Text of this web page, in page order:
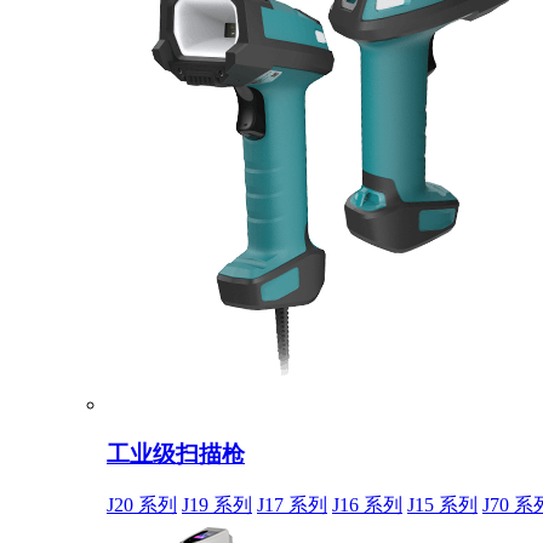
工业级扫描枪
J20 系列 J19 系列 J17 系列 J16 系列 J15 系列 J70 系